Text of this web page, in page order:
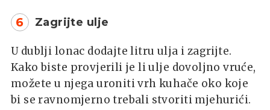
6 Zagrijte ulje
U dublji lonac dodajte litru ulja i zagrijte.
Kako biste provjerili je li ulje dovoljno vruće,
možete u njega uroniti vrh kuhače oko koje
bi se ravnomjerno trebali stvoriti mjehurići.